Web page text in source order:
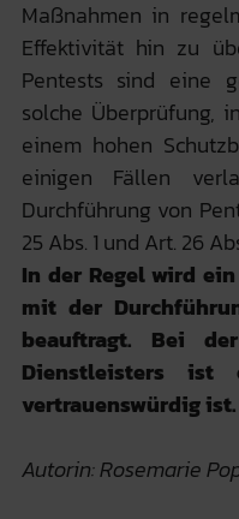
Maßnahmen in
Effektivität hin zu
Pentests sind eine
solche Überprüfung,
einem hohen
einigen Fällen
Durchführung von
25 Abs. 1 und Art. 26
In der Regel wird
mit der
beauftragt.
Bei
Dienstleisters ist
vertrauenswürdig ist.
Autorin: Rosemarie